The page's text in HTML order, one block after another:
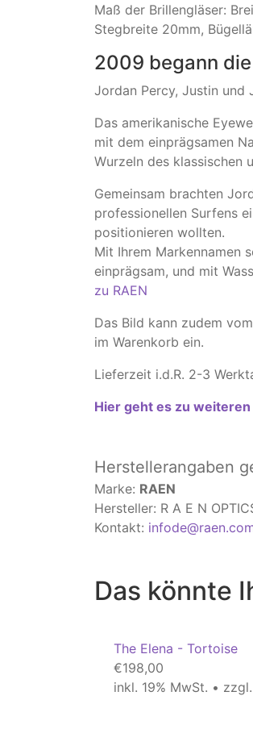
Maß der Brillengläser:
Stegbreite 20mm,
2009 begann
Jordan Percy, Justin und
Das amerikanische
mit dem einprägsamen
Wurzeln des klassischen
Gemeinsam brachten
professionellen Surfens
positionieren wollten.
Mit Ihrem Markennamen
einprägsam, und mit
zu RAEN
Das Bild kann zudem
im Warenkorb ein.
Lieferzeit i.d.R. 2-3
Hier geht es zu
Herstellerangaben
Marke: RAEN
Hersteller: R A E N
Kontakt:
Das könnte
The Elena - Tortoise
€198,00
inkl. 19% MwSt. • zzgl.